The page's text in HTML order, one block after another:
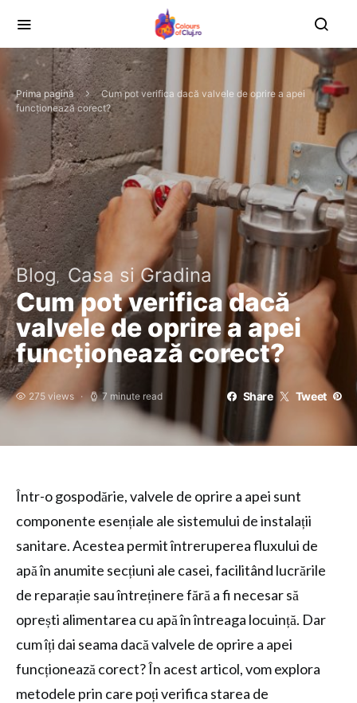
Prima pagină
Cum pot verifica dacă valvele de oprire a apei
funcționează corect?
Blog Casa si Gradina
Cum pot verifica dacă
valvele de oprire a apei
funcționează corect?
275 views 7 minute read Share Tweet
Într-o gospodărie, valvele de oprire a apei sunt
componente esențiale ale sistemului de instalații
sanitare. Acestea permit întreruperea fluxului de
apă în anumite secțiuni ale casei, facilitând lucrările
de reparație sau întreținere fără a fi necesar să
oprești alimentarea cu apă în întreaga locuință. Dar
cum îți dai seama dacă valvele de oprire a apei
funcționează corect? În acest articol, vom explora
metodele prin care poți verifica starea de